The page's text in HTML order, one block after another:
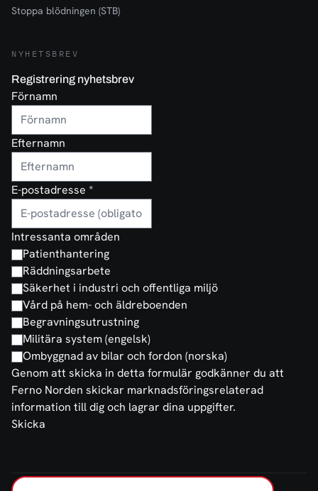
Stoppa blödningen (STB)
NYHETSBREV
Registrering nyhetsbrev
Förnamn
Efternamn
E-postadresse *
Intressanta områden
Patienthantering
Räddningsarbete
Säkerhet i industri och offentliga miljö
Vård på hem- och äldreboenden
Begravningsutrustning
Militära system (engelsk)
Ombyggnad av bilar och fordon (norska)
Genom att skicka in detta formulär godkänner du att
Ferno Norden skickar marknadsföringsrelaterad
information till dig och lagrar dina uppgifter.
Skicka